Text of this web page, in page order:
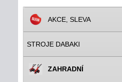
AKCE, SLEVA
STROJE DABAKI
ZAHRADNÍ